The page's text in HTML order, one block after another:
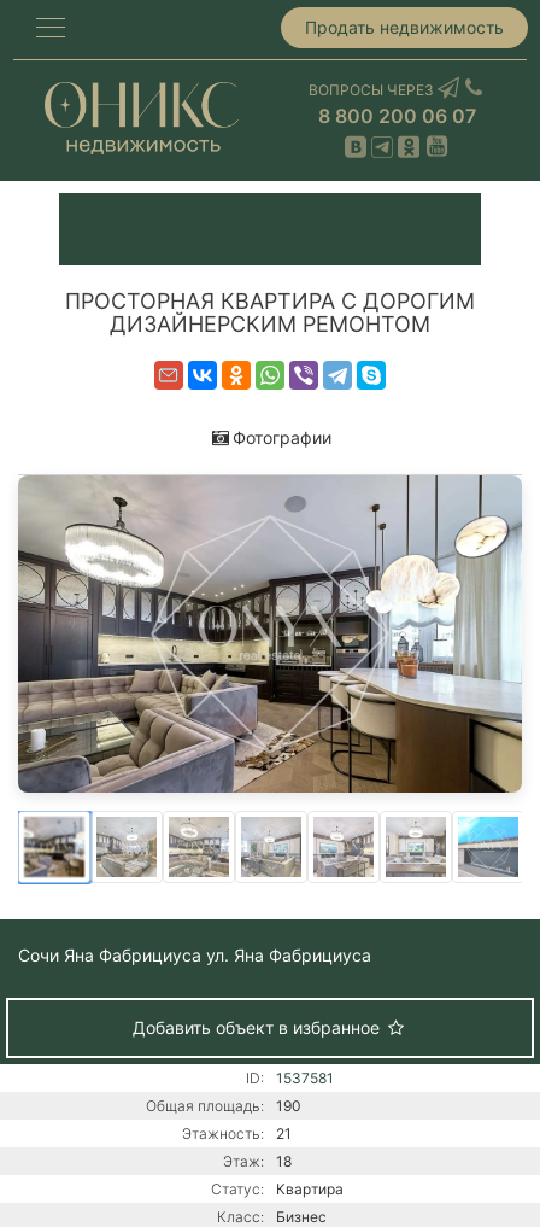
Продать недвижимость
ВОПРОСЫ ЧЕРЕЗ
8 800 200 06 07
ПРОСТОРНАЯ КВАРТИРА С ДОРОГИМ
ДИЗАЙНЕРСКИМ РЕМОНТОМ
Фотографии
Сочи Яна Фабрициуса ул. Яна Фабрициуса
Добавить объект в избранное
ID:
1537581
Общая площадь:
190
Этажность:
21
Этаж:
18
Статус:
Квартира
Класс:
Бизнес